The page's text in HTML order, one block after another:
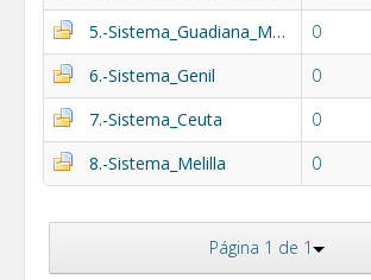
5.-Sistema_Guadiana_Menor
0
6.-Sistema_Genil
0
7.-Sistema_Ceuta
0
8.-Sistema_Melilla
0
Página 1 de 1